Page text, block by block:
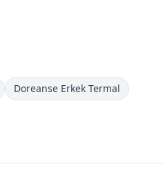
Doreanse Erkek Termal